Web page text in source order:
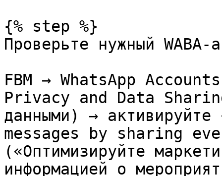
{% step %}
Проверьте нужный WABA-
FBM → WhatsApp
Privacy and Data
данными) →
messages by sharing
(«Оптимизируйте
информацией о